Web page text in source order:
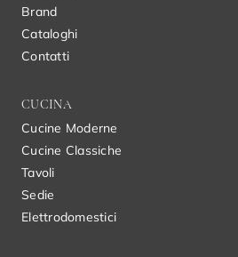
Brand
Cataloghi
Contatti
CUCINA
Cucine Moderne
Cucine Classiche
Tavoli
Sedie
Elettrodomestici